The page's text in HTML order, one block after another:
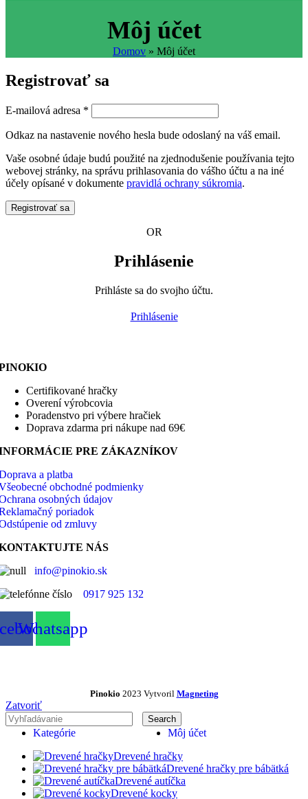
Môj účet
Domov » Môj účet
Registrovať sa
E-mailová adresa *
Odkaz na nastavenie nového hesla bude odoslaný na váš email.
Vaše osobné údaje budú použité na zjednodušenie používania tejto
webovej stránky, na správu prihlasovania do vášho účtu a na iné
účely opísané v dokumente pravidlá ochrany súkromia.
Registrovať sa
OR
Prihlásenie
Prihláste sa do svojho účtu.
Prihlásenie
Certifikované hračky
Overení výrobcovia
Poradenstvo pri výbere hračiek
Doprava zdarma pri nákupe nad 69€
PRE ZÁKAZNÍKOV
a platba
obchodné podmienky
osobných údajov
poriadok
od zmluvy
NÁS
info@pinokio.sk
0917 925 132
Whatsapp
Pinokio 2023 Vytvoril Magneting
Zatvoriť
Search
Môj účet
Kategórie
Drevené hračky
Drevené hračky pre bábätká
Drevené autíčka
Drevené kocky